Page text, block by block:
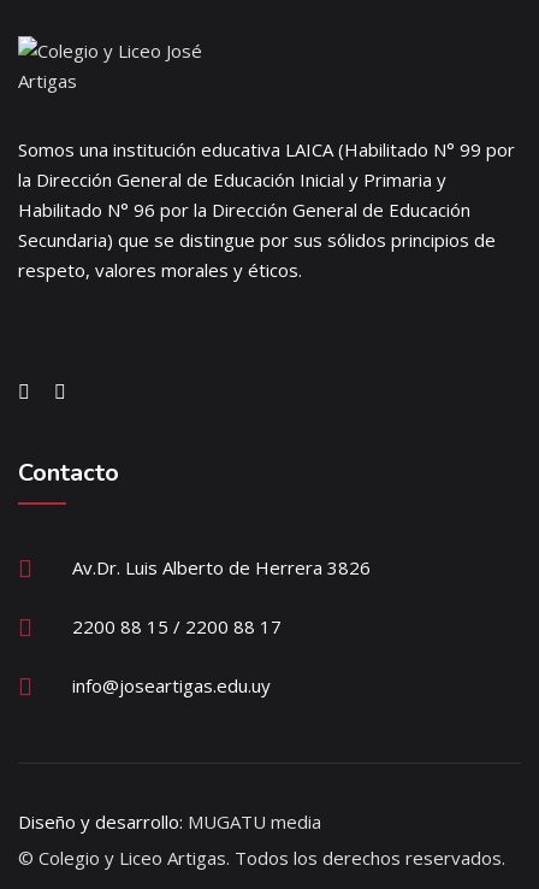
Somos una institución educativa LAICA (Habilitado N° 99 por
la Dirección General de Educación Inicial y Primaria y
Habilitado N° 96 por la Dirección General de Educación
Secundaria) que se distingue por sus sólidos principios de
respeto, valores morales y éticos.
Contacto
Av.Dr. Luis Alberto de Herrera 3826
2200 88 15 / 2200 88 17
info@joseartigas.edu.uy
© Colegio y Liceo Artigas. Todos los derechos reservados.
Diseño y desarrollo: MUGATU media